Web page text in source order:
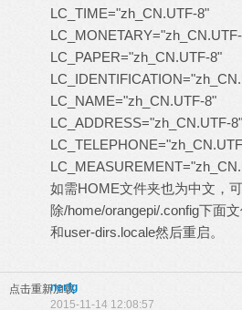
LC_TIME="zh_CN.UTF-8"
LC_PAPER="zh_CN.UTF-8"
LC_NAME="zh_CN.UTF-8"
LC_ADDRESS="zh_CN.UTF-8"
如需HOME文件夹也为中文，
除/home/orangepi/.config下面
和user-dirs.locale然后重启。
点击重新加载
nerfg
2015-11-14 12:08:57